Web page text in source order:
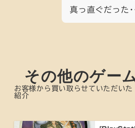
真っ直ぐだった･
その他のゲー
お客様から買い取らせていただい
紹介